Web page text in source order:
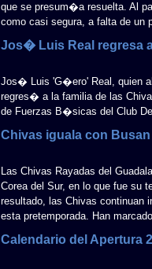
que se presum�a resuelta. Al
como casi segura, a falta de un
Jos� Luis Real regresa
Jos� Luis 'G�ero' Real, quien
regres� a la familia de las
de Fuerzas B�sicas del Club
Chivas iguala con
Las Chivas Rayadas del
Corea del Sur, en lo que fue su
resultado, las Chivas continuan
esta pretemporada. Han
Calendario del Apertura